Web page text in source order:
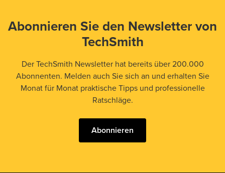
Abonnieren Sie den Newsletter von
TechSmith
Der TechSmith Newsletter hat bereits über 200.000
Abonnenten. Melden auch Sie sich an und erhalten Sie
Monat für Monat praktische Tipps und professionelle
Ratschläge.
Abonnieren